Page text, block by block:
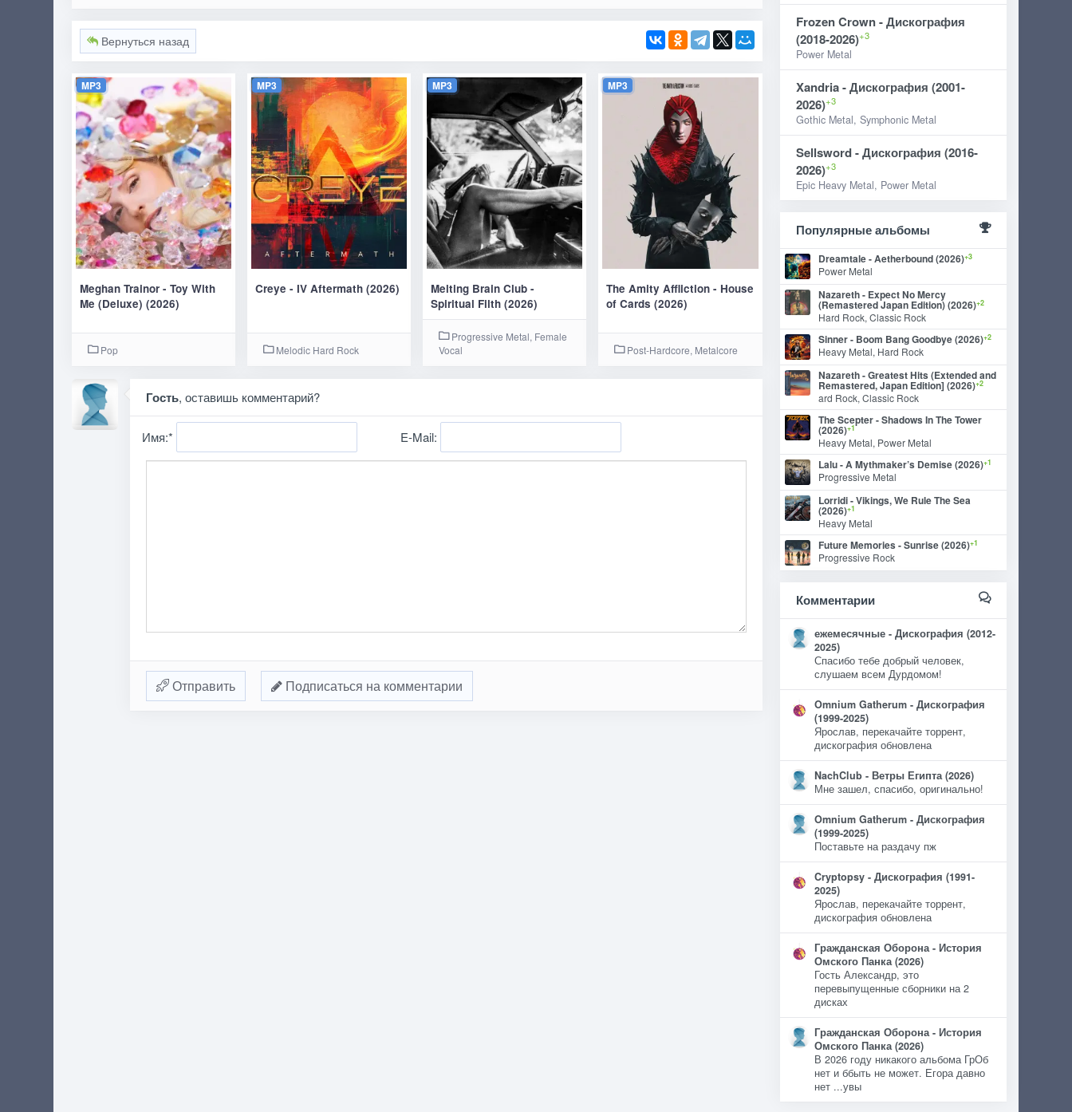
Вернуться назад
MP3
Meghan Trainor - Toy With
Me (Deluxe) (2026)
Pop
MP3
Creye - IV Aftermath (2026)
Melodic Hard Rock
MP3
Melting Brain Club -
Spiritual Filth (2026)
Progressive Metal, Female
Vocal
MP3
The Amity Affliction - House
of Cards (2026)
Post-Hardcore, Metalcore
Гость, оставишь комментарий?
Имя:* E-Mail:
Отправить Подписаться на комментарии
Frozen Crown - Дискография
(2018-2026)+3
Power Metal
Xandria - Дискография (2001-
2026)+3
Gothic Metal, Symphonic Metal
Sellsword - Дискография (2016-
2026)+3
Epic Heavy Metal, Power Metal
Популярные альбомы
Dreamtale - Aetherbound (2026)+3
Power Metal
Nazareth - Expect No Mercy
(Remastered Japan Edition) (2026)+2
Hard Rock, Classic Rock
Sinner - Boom Bang Goodbye (2026)+2
Heavy Metal, Hard Rock
Nazareth - Greatest Hits (Extended and
Remastered, Japan Edition] (2026)+2
ard Rock, Classic Rock
The Scepter - Shadows In The Tower
(2026)+1
Heavy Metal, Power Metal
Lalu - A Mythmaker’s Demise (2026)+1
Progressive Metal
Lorridi - Vikings, We Rule The Sea
(2026)+1
Heavy Metal
Future Memories - Sunrise (2026)+1
Progressive Rock
Комментарии
ежемесячные - Дискография (2012-
2025)
Спасибо тебе добрый человек,
слушаем всем Дурдомом!
Omnium Gatherum - Дискография
(1999-2025)
Ярослав, перекачайте торрент,
дискография обновлена
NachClub - Ветры Египта (2026)
Мне зашел, спасибо, оригинально!
Omnium Gatherum - Дискография
(1999-2025)
Поставьте на раздачу пж
Cryptopsy - Дискография (1991-
2025)
Ярослав, перекачайте торрент,
дискография обновлена
Гражданская Оборона - История
Омского Панка (2026)
Гость Александр, это
перевыпущенные сборники на 2
дисках
Гражданская Оборона - История
Омского Панка (2026)
В 2026 году никакого альбома ГрОб
нет и ббыть не может. Егора давно
нет ...увы